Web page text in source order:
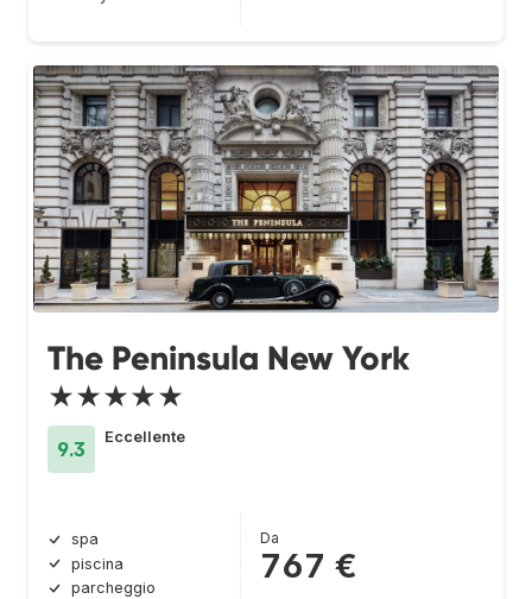
The Peninsula New York
★★★★★
9.3
Eccellente
spa
piscina
parcheggio
Da
767 €